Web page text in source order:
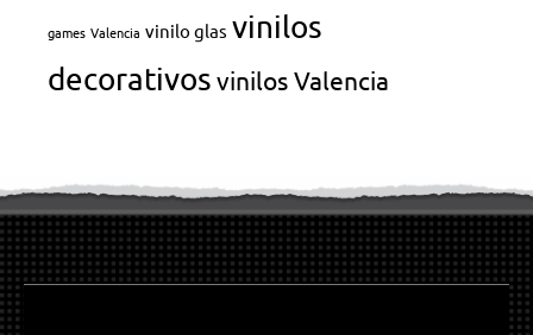
games Valencia vinilo glas vinilos
decorativosvinilos Valencia